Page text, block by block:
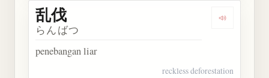
Dengarkan
乱伐
らんばつ
penebangan liar
reckless deforestation